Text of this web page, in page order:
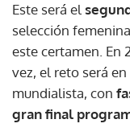
Este será el
selección
este certamen. En
vez, el reto será
mundialista, con
gran final